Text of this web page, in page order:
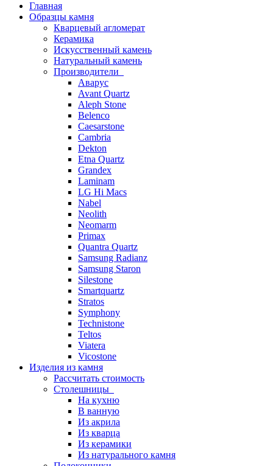
Главная
Образцы камня
Кварцевый агломерат
Керамика
Искусственный камень
Натуральный камень
Производители
Аварус
Avant Quartz
Aleph Stone
Belenco
Caesarstone
Cambria
Dekton
Etna Quartz
Grandex
Laminam
LG Hi Macs
Nabel
Neolith
Neomarm
Primax
Quantra Quartz
Samsung Radianz
Samsung Staron
Silestone
Smartquartz
Stratos
Symphony
Technistone
Teltos
Viatera
Vicostone
Изделия из камня
Рассчитать стоимость
Столешницы
На кухню
В ванную
Из акрила
Из кварца
Из керамики
Из натурального камня